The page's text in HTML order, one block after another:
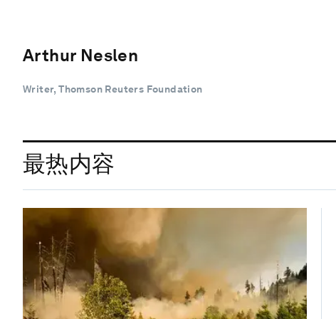
Arthur Neslen
Writer, Thomson Reuters Foundation
最热内容